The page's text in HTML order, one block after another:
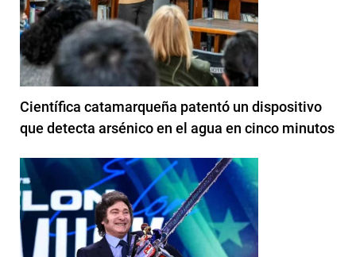
Científica catamarqueña patentó un dispositivo
que detecta arsénico en el agua en cinco minutos